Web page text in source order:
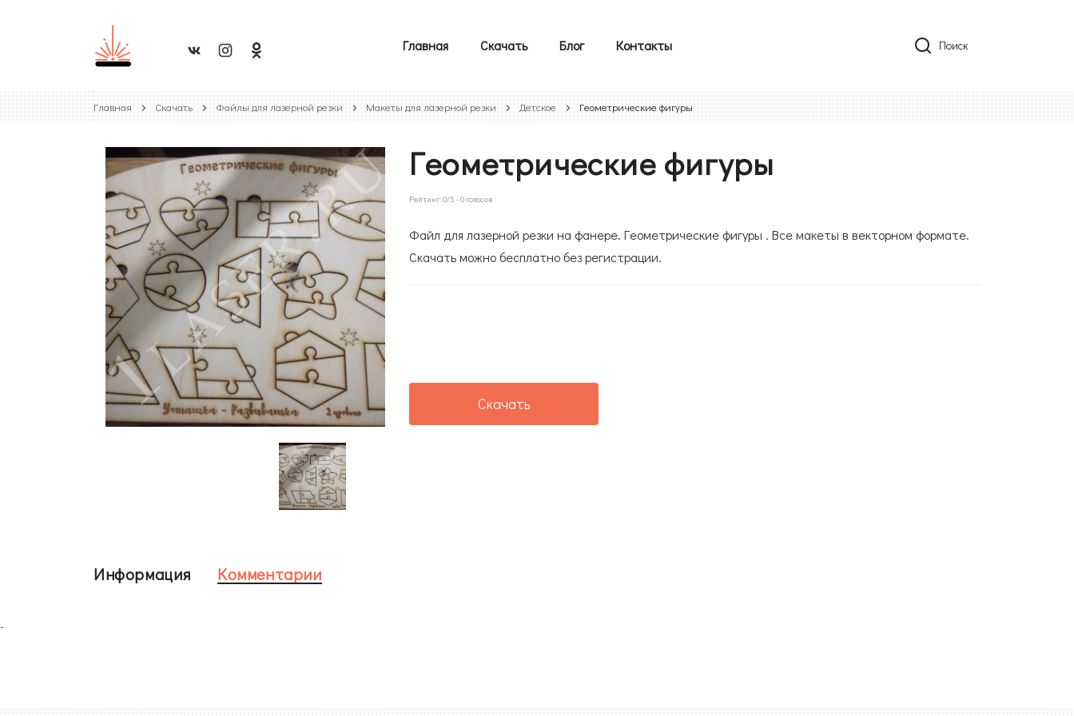
Главная Скачать Блог Контакты Поиск
Главная Скачать Файлы для лазерной резки Макеты для лазерной резки Детское Геометрические фигуры
Геометрические фигуры
Рейтинг:0/5 -0 голосов
Файл для лазерной резки на фанере. Геометрические фигуры . Все макеты в векторном формате.
Скачать можно бесплатно без регистрации.
Скачать
Информация Комментарии
-